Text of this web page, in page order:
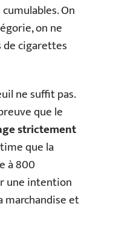
On
on ne
de cigarettes
ne suffit pas.
que le
strictement
que la
à 800
une intention
marchandise et